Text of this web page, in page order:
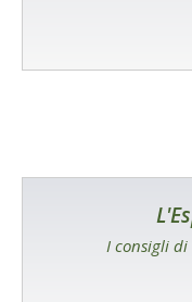
I consigli di